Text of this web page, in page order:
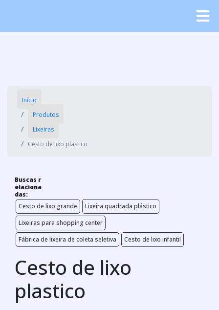
Início
Produtos
Lixeiras
Cesto de lixo plastico
Buscas r
elaciona
das:
Cesto de lixo grande
Lixeira quadrada plástico
Lixeiras para shopping center
Fábrica de lixeira de coleta seletiva
Cesto de lixo infantil
Cesto de lixo
plastico